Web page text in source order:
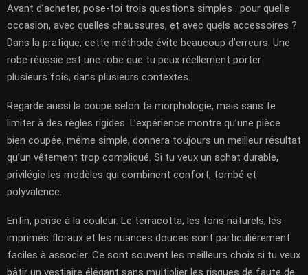
Avant d’acheter, pose-toi trois questions simples : pour quelle
occasion, avec quelles chaussures, et avec quels accessoires ?
Dans la pratique, cette méthode évite beaucoup d’erreurs. Une
robe réussie est une robe que tu peux réellement porter
plusieurs fois, dans plusieurs contextes.
Regarde aussi la coupe selon ta morphologie, mais sans te
limiter à des règles rigides. L’expérience montre qu’une pièce
bien coupée, même simple, donnera toujours un meilleur résultat
qu’un vêtement trop compliqué. Si tu veux un achat durable,
privilégie les modèles qui combinent confort, tombé et
polyvalence.
Enfin, pense à la couleur. Le terracotta, les tons naturels, les
imprimés floraux et les nuances douces sont particulièrement
faciles à associer. Ce sont souvent les meilleurs choix si tu veux
bâtir un vestiaire élégant sans multiplier les risques de faute de